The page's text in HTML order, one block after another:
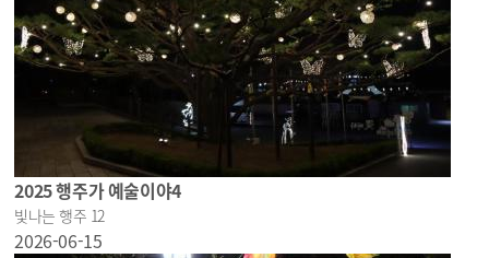
2025 행주가 예술이야4
빛나는 행주 12
2026-06-15